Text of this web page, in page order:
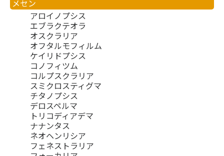
メセン
アロイノプシス
エブラクテオラ
オスクラリア
オフタルモフィルム
ケイリドプシス
コノフィツム
コルプスクラリア
スミクロスティグマ
チタノプシス
デロスペルマ
トリコディアデマ
ナナンタス
ネオヘンリシア
フェネストラリア